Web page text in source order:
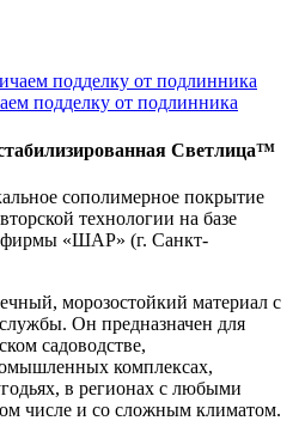
подделку от подлинника
Светлица™
сополимерное покрытие
технологии на базе
фирмы «ШАР» (г. Санкт-
морозостойкий материал с
Он предназначен для
садоводстве,
комплексах,
в регионах с любыми
числе и со сложным климатом.